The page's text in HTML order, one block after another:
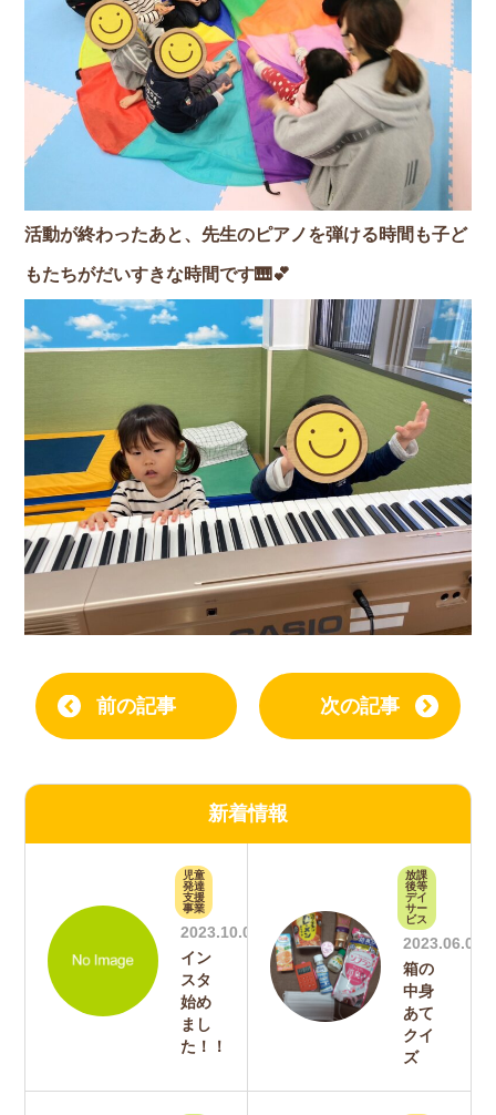
活動が終わったあと、先生のピアノを弾ける時間も子ど
もたちがだいすきな時間です🎹💕
前の記事 次の記事
新着情報
児童
発達
支援
事業
2023.10.06
イン
スタ
始め
まし
た！！
放課
後等
デイ
サー
ビス
2023.06.09
箱の
中身
あて
クイ
ズ